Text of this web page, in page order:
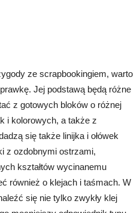
ze scrapbookingiem, warto
Jej podstawą będą różne
z gotowych bloków o różnej
i kolorowych, a także z
się także linijka i ołówek
z ozdobnymi ostrzami,
kształtów wycinanemu
również o klejach i taśmach. W
się nie tylko zwykły klej